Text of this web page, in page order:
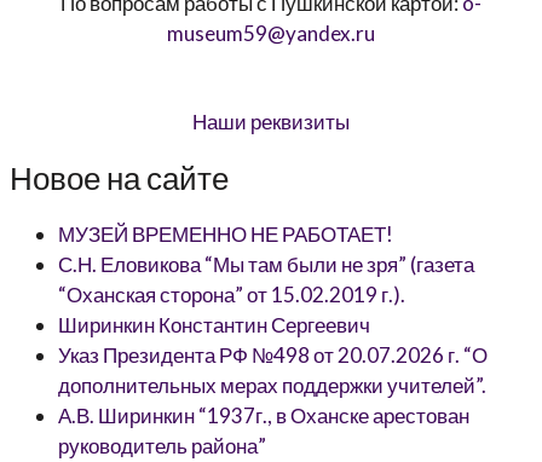
museum59@yandex.ru
Наши реквизиты
Новое на сайте
МУЗЕЙ ВРЕМЕННО НЕ РАБОТАЕТ!
С.Н. Еловикова “Мы там были не зря” (газета
“Оханская сторона” от 15.02.2019 г.).
Ширинкин Константин Сергеевич
Указ Президента РФ №498 от 20.07.2026 г. “О
дополнительных мерах поддержки учителей”.
А.В. Ширинкин “1937г., в Оханске арестован
руководитель района”